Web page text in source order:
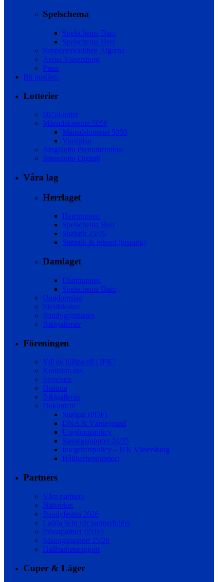
Spelschema
Spelschema Dam
Spelschema Herr
Supporterklubben Älgarna
Arena Vänersborg
Press
Bli medlem
Lotterier
50/50-lotter
Månadslotteriet 5050
Månadslotteriet 5050
Vinstplan
Bingolotto Prenumeration
Bingolotto Digitalt
Våra lag
Herrlaget
Herrtruppen
Spelschema Herr
Statistik 25/26
Statistik & rekord (historik)
Damlaget
Damtruppen
Spelschema Dam
Ungdomslag
Skridskokul
Bandygymnasiet
Bildgallerier
Föreningen
Vill du hjälpa till i IFK?
Kontakta oss
Styrelsen
Historia
Bildgallerier
Dokument
Stadgar (PDF)
DNA & Värdegrund
Ungdomspolicy
Säsongsrapport 24/25
Integritetspolicy – IFK Vänersborg
Hållbarhetsrapport
Partners
Våra partners
Nätverket
Bandyfesten 2026
Ladda hem vår partnerfolder
Privatpartner (PDF)
Säsongsrapport 25/26
Hållbarhetsrapport
Cuper & Läger